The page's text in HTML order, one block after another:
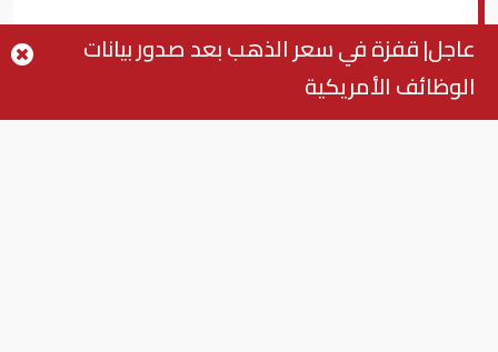
ماذا حكمت المحكمة علي محمد راجح؟..
جنايات الطفل: المتهم بقتل محمود البنا
أصغر من 18 سنة
عاجل| قفزة في سعر الذهب بعد صدور بيانات
الوظائف الأمريكية